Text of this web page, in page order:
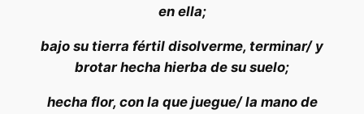
en ella;
bajo su tierra fértil disolverme, terminar/ y
brotar hecha hierba de su suelo;
hecha flor, con la que juegue/ la mano de